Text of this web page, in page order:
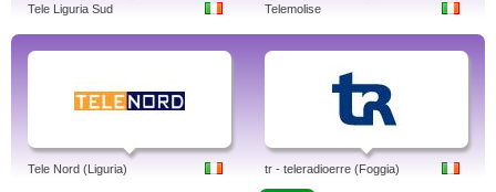
Tele Liguria Sud Telemolise
Tele Nord (Liguria) tr - teleradioerre (Foggia)